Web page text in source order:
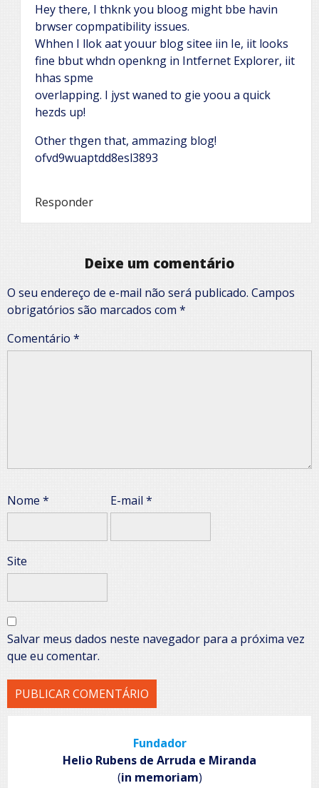
Hey there, I thknk you bloog might bbe havin
brwser copmpatibility issues.
Whhen I llok aat youur blog sitee iin Ie, iit looks
fine bbut whdn openkng in Intfernet Explorer, iit
hhas spme
overlapping. I jyst waned to gie yoou a quick
hezds up!
Other thgen that, ammazing blog!
ofvd9wuaptdd8esl3893
Responder
Deixe um comentário
O seu endereço de e-mail não será publicado. Campos
obrigatórios são marcados com *
Comentário *
Nome * E-mail *
Site
Salvar meus dados neste navegador para a próxima vez
que eu comentar.
Fundador
Helio Rubens de Arruda e Miranda
(in memoriam)